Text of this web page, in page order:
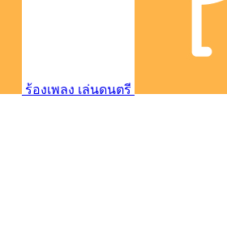
ร้องเพลง เล่นดนตรี